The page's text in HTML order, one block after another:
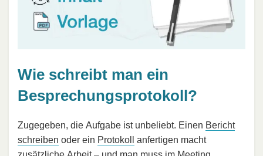
Wie schreibt man ein
Besprechungsprotokoll?
Zugegeben, die Aufgabe ist unbeliebt. Einen Bericht
schreiben oder ein Protokoll
anfertigen macht